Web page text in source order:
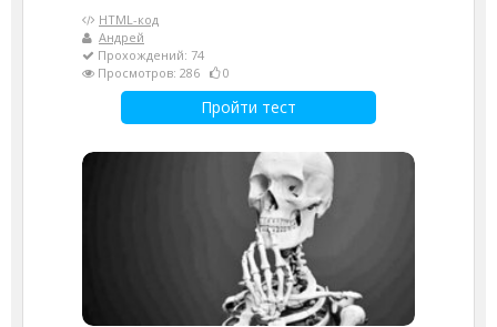
HTML-код
Андрей
Прохождений: 74
Просмотров: 286
0
Пройти тест